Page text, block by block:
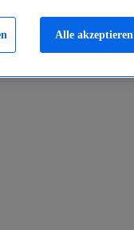
Alle akzeptieren